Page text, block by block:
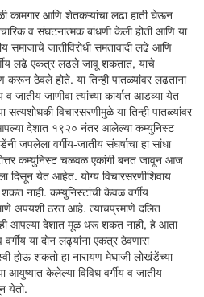
कामगार आणि शेतकऱ्यांचा लढा हाती घेऊन
व संघटनात्मक बांधणी केली होती आणि या
समाजाचे जातीविरोधी समतावादी लढे आणि
लढे एकत्र लढले जावू शकतात, याचे
करून ठेवले होते. या तिन्ही पातळ्यांवर लढताना
व जातीय जाणीवा त्यांच्या कार्यात आडव्या येत
विचारसरणीमुळे या तिन्ही पातळ्यांवर
देशात १९२० नंतर आलेल्या कम्युनिस्ट
जपलेला वर्गीय-जातीय संघर्षाचा हा सांधा
कम्युनिस्ट चळवळ एकांगी बनत जावून आज
दिसून येत आहेत. योग्य विचारसरणीशिवाय
नाही. कम्युनिस्टांची केवळ वर्गीय
अपयशी ठरत आहे. त्याचप्रमाणे दलित
आपल्या देशात मूळ धरू शकत नाही, हे आता
या दोन लढ्यांना एकत्र ठेवणारा
होऊ शकतो हा नारायण मेघाजी लोखंडेंच्या
आयुष्यात केलेल्या विविध वर्गीय व जातीय
येतो.